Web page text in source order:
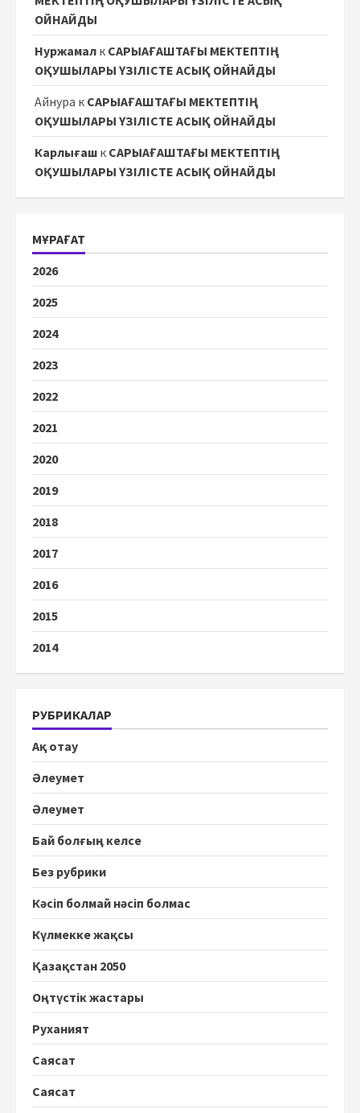
ОЙНАЙДЫ
Нуржамал к САРЫАҒАШТАҒЫ МЕКТЕПТІҢ
ОҚУШЫЛАРЫ ҮЗІЛІСТЕ АСЫҚ ОЙНАЙДЫ
Айнура к САРЫАҒАШТАҒЫ МЕКТЕПТІҢ
ОҚУШЫЛАРЫ ҮЗІЛІСТЕ АСЫҚ ОЙНАЙДЫ
Карлығаш к САРЫАҒАШТАҒЫ МЕКТЕПТІҢ
ОҚУШЫЛАРЫ ҮЗІЛІСТЕ АСЫҚ ОЙНАЙДЫ
МҰРАҒАТ
2026
2025
2024
2023
2022
2021
2020
2019
2018
2017
2016
2015
2014
РУБРИКАЛАР
Ақ отау
Әлеумет
Әлеумет
Бай болғың келсе
Без рубрики
Кәсіп болмай нәсіп болмас
Күлмекке жақсы
Қазақстан 2050
Оңтүстік жастары
Руханият
Саясат
Саясат